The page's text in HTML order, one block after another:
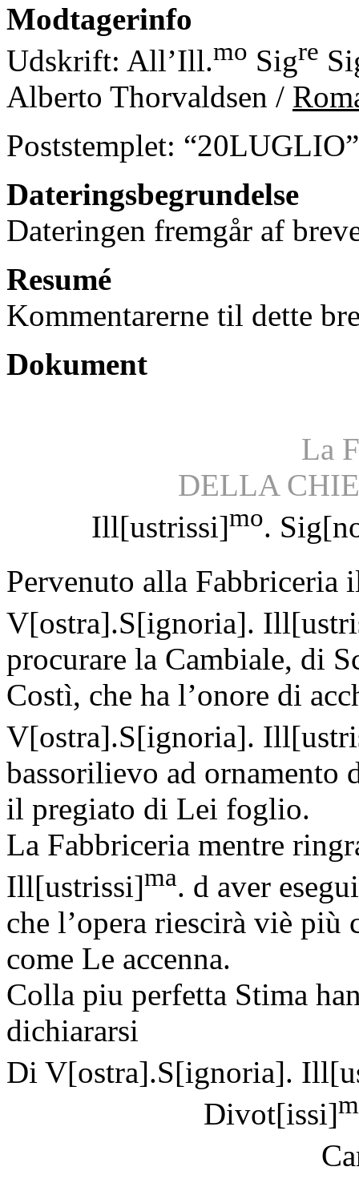
Modtagerinfo
Udskrift: All’Ill.mo Sigre
Alberto Thorvaldsen /
Poststemplet:
Dateringsbegrundelse
Dateringen fremgår af
Resumé
Kommentarerne til dette
Dokument
La
DELLA
Ill[ustrissi]mo.
Pervenuto alla Fabbriceria
V[ostra].S[ignoria].
procurare la Cambiale, di
Costì, che ha l’onore di
V[ostra].S[ignoria].
bassorilievo ad
il pregiato di Lei foglio.
La Fabbriceria mentre
Ill[ustrissi]ma. d aver
che l’opera riescirà viè più
come Le accenna.
Colla piu perfetta Stima
dichiararsi
Di V[ostra].S[ignoria].
Divot[issi]